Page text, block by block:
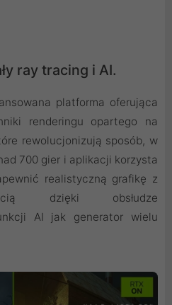
ray tracing i AI.
platforma oferująca
renderingu opartego na
rewolucjonizują sposób, w
700 gier i aplikacji korzysta
realistyczną grafikę z
dzięki obsłudze
AI jak generator wielu